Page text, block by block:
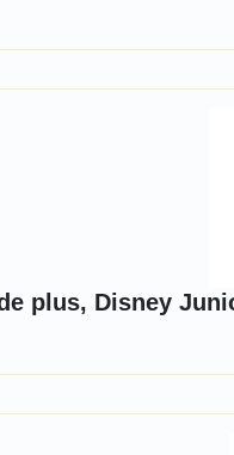
plus, Disney